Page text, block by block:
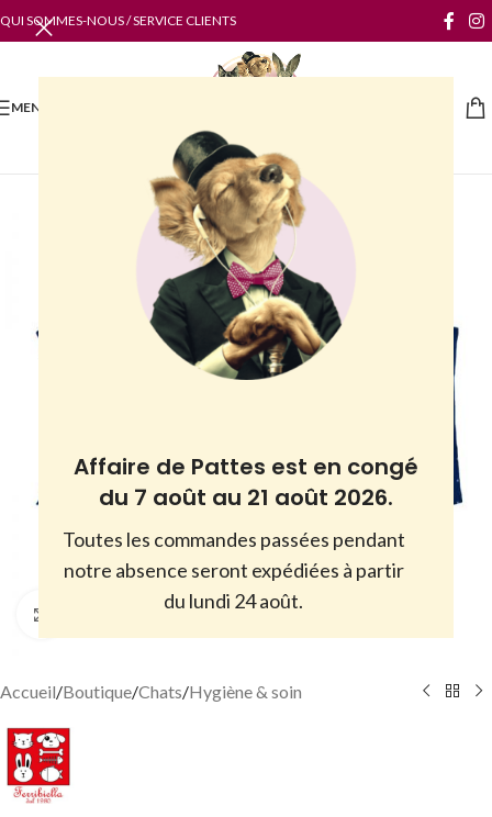
Affaire de Pattes est en congé
du 7 août au 21 août 2026.
Toutes les commandes passées pendant
notre absence seront expédiées à partir
du lundi 24 août.
QUI SOMMES-NOUS / SERVICE CLIENTS
MENU
Cliquez pour agrandir
Accueil/Boutique/Chats/Hygiène & soin